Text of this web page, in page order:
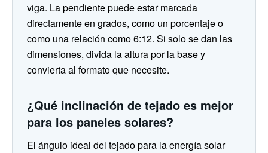
viga. La pendiente puede estar marcada
directamente en grados, como un porcentaje o
como una relación como 6:12. Si solo se dan las
dimensiones, divida la altura por la base y
convierta al formato que necesite.
¿Qué inclinación de tejado es mejor
para los paneles solares?
El ángulo ideal del tejado para la energía solar